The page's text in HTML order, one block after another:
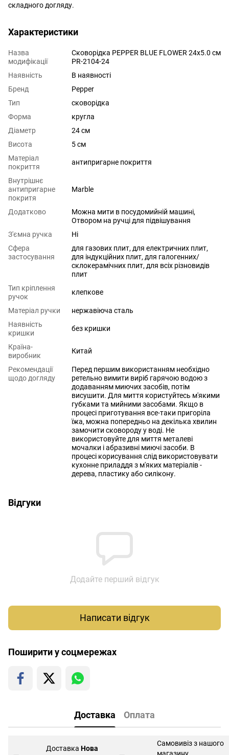
складного догляду.
Характеристики
Назва
модифікації
Сковорідка PEPPER BLUE FLOWER 24x5.0 cм
PR-2104-24
Наявність
В наявності
Бренд
Pepper
Тип
сковорідка
Форма
кругла
Діаметр
24 см
Висота
5 см
Матеріал
покриття
антипригарне покриття
Внутрішнє
антипригарне
покритя
Marble
Додатково
Можна мити в посудомийній машині,
Отвором на ручці для підвішування
З'ємна ручка
Ні
Сфера
застосування
для газових плит, для електричних плит,
для індукційних плит, для галогенних/
склокерамічних плит, для всіх різновидів
плит
Тип кріплення
ручок
клепкове
Матеріал ручки
нержавіюча сталь
Наявність
кришки
без кришки
Країна-
виробник
Китай
Рекомендації
щодо догляду
Перед першим використанням необхідно
ретельно вимити виріб гарячою водою з
додаванням миючих засобів, потім
висушити. Для миття користуйтесь м'якими
губками та мийними засобами. Якщо в
процесі приготування все-таки пригоріла
їжа, можна попередньо на декілька хвилин
замочити сковороду у воді. Не
використовуйте для миття металеві
мочалки і абразивні миючі засоби. В
процесі корисування слід використовувати
кухонне приладдя з м'яких матеріалів -
дерева, пластику або силікону.
Відгуки
Додайте перший відгук
Написати відгук
Поширити у соцмережах
Доставка Оплата
Доставка Нова
Самовивіз з нашого
магазину